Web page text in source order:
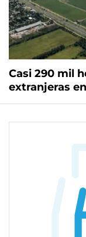
Casi 290 mil
extranjeras